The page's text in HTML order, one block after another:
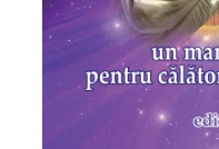
Umor
Viata după moarte
Non-dualitate